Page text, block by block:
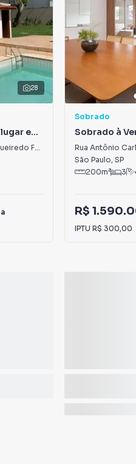
28
em
Rua Doutor Manuel Carlos de Figueiredo Ferraz
Jardim Morumbi
Sobrado
Sobrado à
Domingos
Rua Antônio
São Paulo, SP
200m² 3
R$
IPTU R$ 300,00